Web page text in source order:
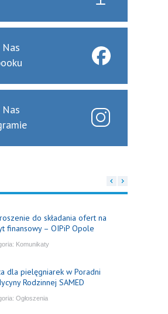
do składania ofert na
finansowy – OIPiP Opole
Komunikaty
dla pielęgniarek w Poradni
Rodzinnej SAMED
Ogłoszenia